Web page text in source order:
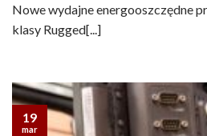
Nowe wydajne energooszczędne
klasy Rugged[...]
19
mar